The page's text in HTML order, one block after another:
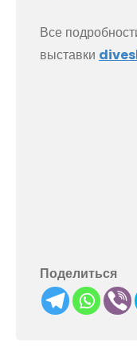
Все
выставки
Поделиться